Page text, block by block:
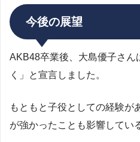
今後の展望
AKB48卒業後、大島優子さん
く」と宣言しました。
もともと子役としての経験が
が強かったことも影響してい